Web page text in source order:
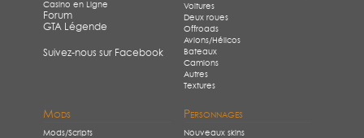
Casino en Ligne
Forum
GTA Légende
Suivez-nous sur Facebook
Voitures
Deux roues
Offroads
Avions/Hélicos
Bateaux
Camions
Autres
Textures
Mods
Mods/Scripts
Personnages
Nouveaux skins